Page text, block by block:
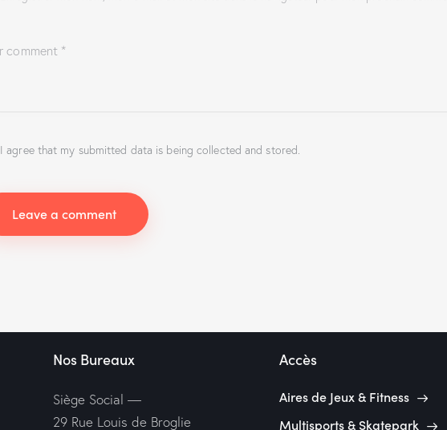
I agree that my submitted data is being collected and stored.
Nos Bureaux
Siège Social —
29 Rue Louis de Broglie
Accès
Aires de Jeux & Fitness
Multisports & Skatepark